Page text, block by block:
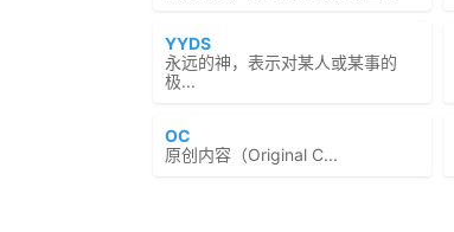
YYDS
永远的神，表示对某人或某事的
极...
OC
原创内容（Original C...